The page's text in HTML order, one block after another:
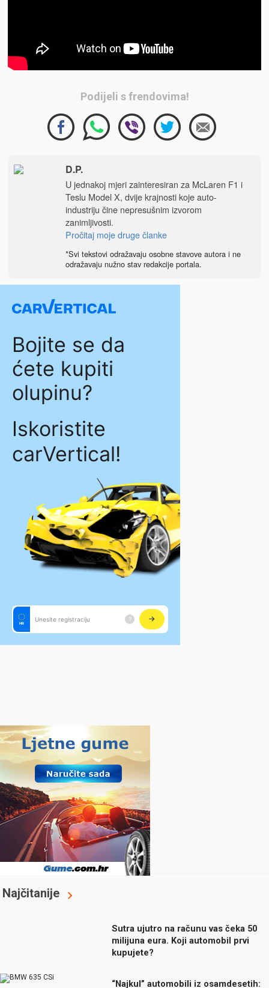
Podijeli s frendovima!
D.P.
U jednakoj mjeri zainteresiran za McLaren F1 i
Teslu Model X, dvije krajnosti koje auto-
industriju čine nepresušnim izvorom
zanimljivosti.
Pročitaj moje druge članke
*Svi tekstovi odražavaju osobne stavove autora i ne
odražavaju nužno stav redakcije portala.
Najčitanije
Sutra ujutro na računu vas čeka 50
milijuna eura. Koji automobil prvi
kupujete?
“Najkul” automobili iz osamdesetih: